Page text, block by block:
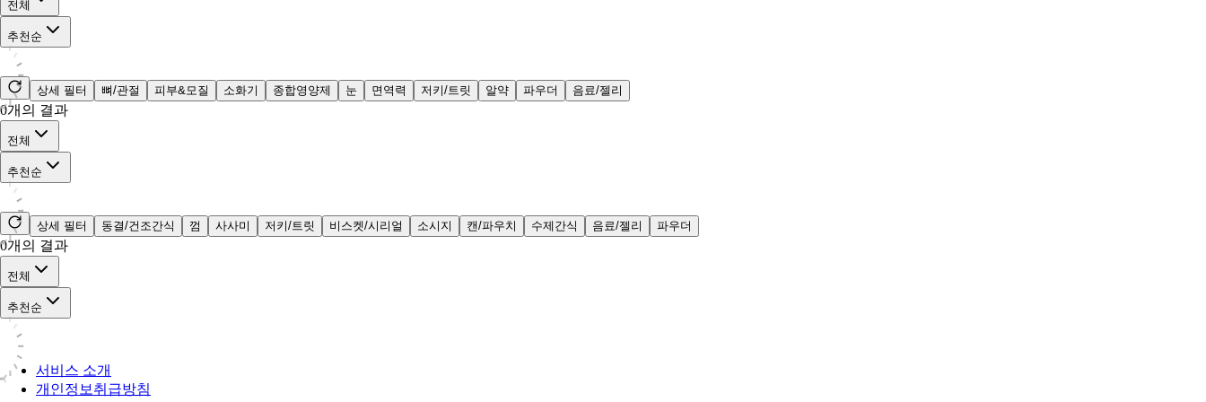
전체
추천순
상세 필터 뼈/관절 피부&모질 소화기 종합영양제 눈 면역력 저키/트릿 알약 파우더 음료/젤리
0개의 결과
전체
추천순
상세 필터 동결/건조간식 껌 사사미 저키/트릿 비스켓/시리얼 소시지 캔/파우치 수제간식 음료/젤리 파우더
0개의 결과
전체
추천순
서비스 소개
개인정보취급방침